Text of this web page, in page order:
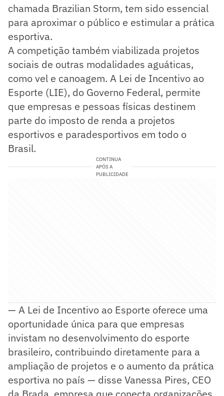
chamada Brazilian Storm, tem sido essencial
para aproximar o público e estimular a prática
esportiva.
A competição também viabilizada projetos
sociais de outras modalidades aguáticas,
como vel e canoagem. A Lei de Incentivo ao
Esporte (LIE), do Governo Federal, permite
que empresas e pessoas físicas destinem
parte do imposto de renda a projetos
esportivos e paradesportivos em todo o
Brasil.
CONTINUA
APÓS A
PUBLICIDADE
— A Lei de Incentivo ao Esporte oferece uma
oportunidade única para que empresas
invistam no desenvolvimento do esporte
brasileiro, contribuindo diretamente para a
ampliação de projetos e o aumento da prática
esportiva no país — disse Vanessa Pires, CEO